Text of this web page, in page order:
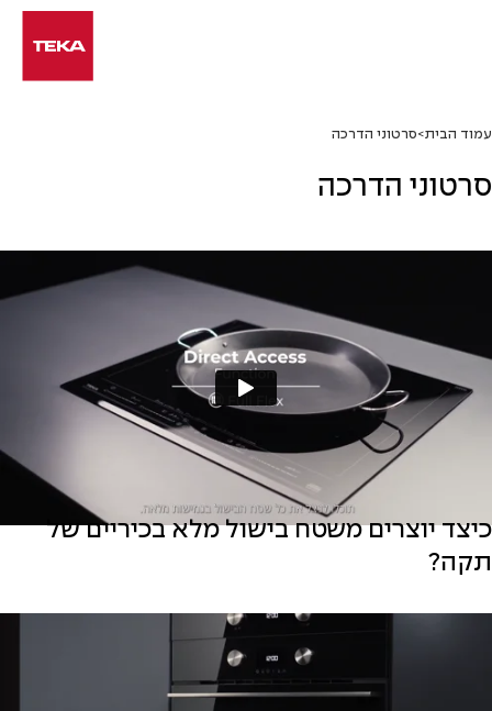
עמוד הבית>סרטוני הדרכה
סרטוני הדרכה
כיצד יוצרים משטח בישול מלא בכיריים של
תקה?